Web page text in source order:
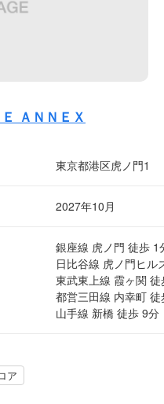
ＡＮＮＥＸ
東京都港区虎ノ門1
2027年10月
銀座線 虎ノ門 徒歩 1
日比谷線 虎ノ門ヒル
東武東上線 霞ヶ関
都営三田線 内幸町
山手線 新橋 徒歩 9分
ア